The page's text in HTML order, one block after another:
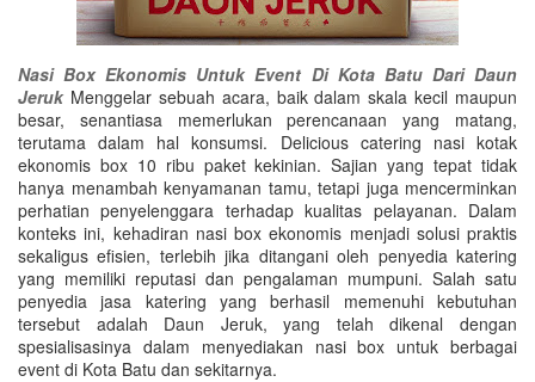
Nasi Box Ekonomis Untuk Event Di Kota Batu Dari Daun
Jeruk Menggelar sebuah acara, baik dalam skala kecil maupun
besar, senantiasa memerlukan perencanaan yang matang,
terutama dalam hal konsumsi. Delicious catering nasi kotak
ekonomis box 10 ribu paket kekinian. Sajian yang tepat tidak
hanya menambah kenyamanan tamu, tetapi juga mencerminkan
perhatian penyelenggara terhadap kualitas pelayanan. Dalam
konteks ini, kehadiran nasi box ekonomis menjadi solusi praktis
sekaligus efisien, terlebih jika ditangani oleh penyedia katering
yang memiliki reputasi dan pengalaman mumpuni. Salah satu
penyedia jasa katering yang berhasil memenuhi kebutuhan
tersebut adalah Daun Jeruk, yang telah dikenal dengan
spesialisasinya dalam menyediakan nasi box untuk berbagai
event di Kota Batu dan sekitarnya.